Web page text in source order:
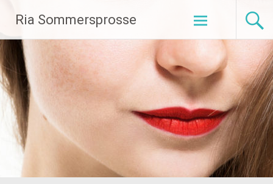
Inhalt
springen
Ria Sommersprosse